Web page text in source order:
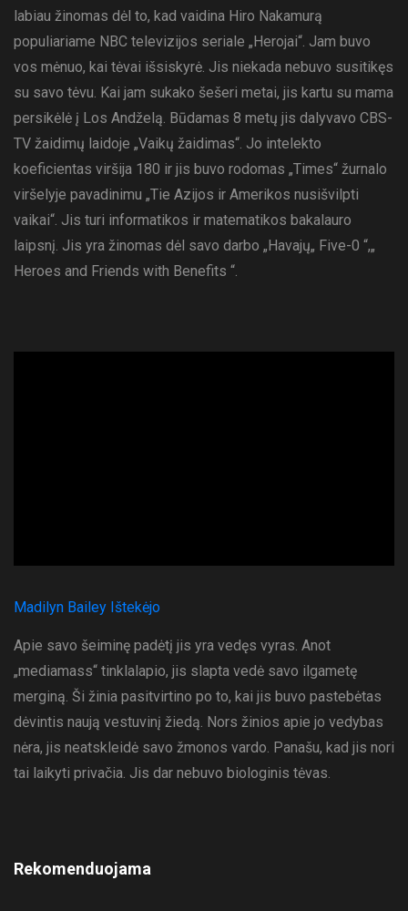
labiau žinomas dėl to, kad vaidina Hiro Nakamurą
populiariame NBC televizijos seriale „Herojai“. Jam buvo
vos mėnuo, kai tėvai išsiskyrė. Jis niekada nebuvo susitikęs
su savo tėvu. Kai jam sukako šešeri metai, jis kartu su mama
persikėlė į Los Andželą. Būdamas 8 metų jis dalyvavo CBS-
TV žaidimų laidoje „Vaikų žaidimas“. Jo intelekto
koeficientas viršija 180 ir jis buvo rodomas „Times“ žurnalo
viršelyje pavadinimu „Tie Azijos ir Amerikos nusišvilpti
vaikai“. Jis turi informatikos ir matematikos bakalauro
laipsnį. Jis yra žinomas dėl savo darbo „Havajų„ Five-0 “,„
Heroes and Friends with Benefits “.
Madilyn Bailey Ištekėjo
Apie savo šeiminę padėtį jis yra vedęs vyras. Anot
„mediamass“ tinklalapio, jis slapta vedė savo ilgametę
merginą. Ši žinia pasitvirtino po to, kai jis buvo pastebėtas
dėvintis naują vestuvinį žiedą. Nors žinios apie jo vedybas
nėra, jis neatskleidė savo žmonos vardo. Panašu, kad jis nori
tai laikyti privačia. Jis dar nebuvo biologinis tėvas.
Rekomenduojama